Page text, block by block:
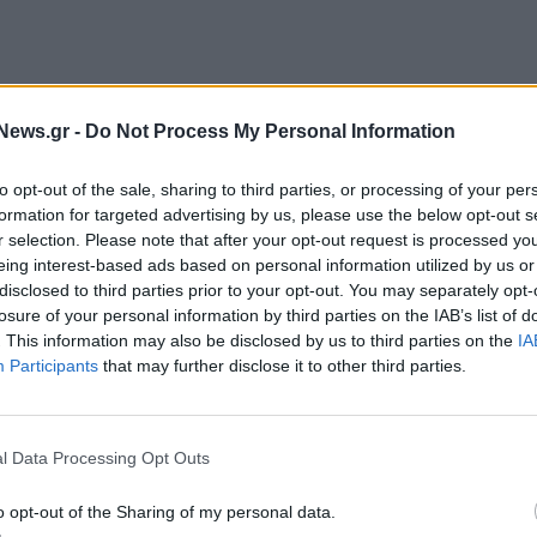
- Do Not Process My Personal Information
opt-out of the sale, sharing to third parties, or processing of your
for targeted advertising by us, please use the below opt-out
selection. Please note that after your opt-out request is processed
interest-based ads based on personal information utilized by us
to third parties prior to your opt-out. You may separately
of your personal information by third parties on the IAB’s list of
This information may also be disclosed by us to third parties on the
Participants that may further disclose it to other third parties.
Data Processing Opt Outs
opt-out of the Sharing of my personal data.
Αθηνών, το Σάββατο 18 Μαΐου. Για μία
συμπερίληψη κι ενδυνάμωση έδωσαν το
να κάνουν το πρώτο τους επαγγελματικό
και εφόδια στη διαδρομή τους προς την
της εκκίνησης έδωσαν οι παρουσιαστές της
οι οποίοι με τον δικό τους μοναδικό
Η φετινή εκδήλωση του Live A Legacy, με
καταξιωμένες/ους επαγγελματίες από την
της τεχνολογίας, της επιστήμης και της